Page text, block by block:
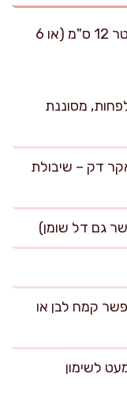
המתכון מניב כ-12 יחידות בלינצ'ס בקוטר 12 ס"מ (או 6
קוטג' (5% שומן לפחות, מסוננת
דק – שיבולת
אפשר קמח לבן או
ועוד מעט לשימון